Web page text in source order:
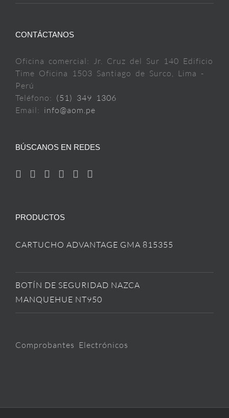
CONTÁCTANOS
Oficina comercial: Jr. Cruz del Sur 140 Edificio
Time Oficina 1503 Santiago de Surco, Lima -
Perú
Teléfono: (51) 349 1306
Email: info@aom.pe
BÚSCANOS EN REDES
PRODUCTOS
CARTUCHO ADVANTAGE GMA 815355
BOTÍN DE SEGURIDAD NAZCA
MANQUEHUE NT950
Comprobantes Electrónicos